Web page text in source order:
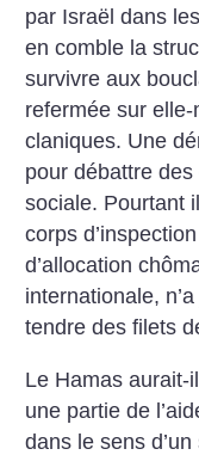
par Israël dans
en comble la
survivre aux
refermée sur
claniques. Une
pour débattre des
sociale. Pourtant
corps
d’allocation
internationale,
tendre des filets
Le Hamas aurait-
une partie de
dans le sens